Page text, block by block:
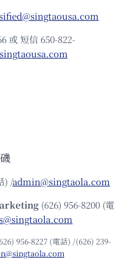
或 短信 650-822-
) /admin@singtaola.com
(626) 956-8200 (電
956-8227 (電話) /(626) 239-